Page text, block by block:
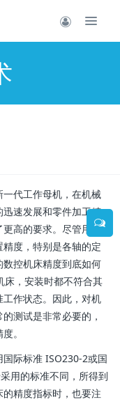
代工作母机，在机械
速发展和零件加工精
高的要求。尽管用户
度，特别是各轴的定
控机床精度到底如何
床，安装时都不符合其
作状态。因此，对机
测试是非常必要的，
。
际标准 ISO230-2或国
用的标准不同，所得到
精度指标时，也要注